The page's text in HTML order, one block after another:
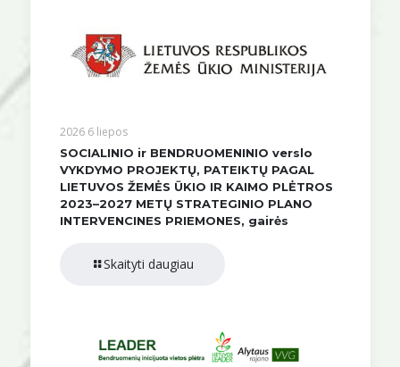
2026 6 liepos
SOCIALINIO ir BENDRUOMENINIO verslo
VYKDYMO PROJEKTŲ, PATEIKTŲ PAGAL
LIETUVOS ŽEMĖS ŪKIO IR KAIMO PLĖTROS
2023–2027 METŲ STRATEGINIO PLANO
INTERVENCINES PRIEMONES, gairės
Skaityti daugiau